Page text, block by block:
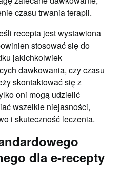
czasu trwania terapii.
recepta jest wystawiona
stosować się do
jakichkolwiek
dawkowania, czy czasu
skontaktować się z
oni mogą udzielić
wszelkie niejasności,
i skuteczność leczenia.
dla e-recepty